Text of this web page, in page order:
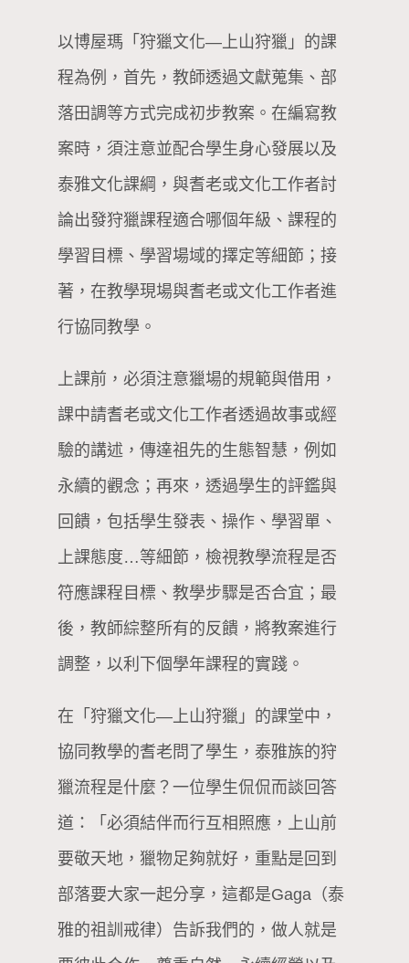
以博屋瑪「狩獵文化—上山狩獵」的課
程為例，首先，教師透過文獻蒐集、部
落田調等方式完成初步教案。在編寫教
案時，須注意並配合學生身心發展以及
泰雅文化課綱，與耆老或文化工作者討
論出發狩獵課程適合哪個年級、課程的
學習目標、學習場域的擇定等細節；接
著，在教學現場與耆老或文化工作者進
行協同教學。
上課前，必須注意獵場的規範與借用，
課中請耆老或文化工作者透過故事或經
驗的講述，傳達祖先的生態智慧，例如
永續的觀念；再來，透過學生的評鑑與
回饋，包括學生發表、操作、學習單、
上課態度…等細節，檢視教學流程是否
符應課程目標、教學步驟是否合宜；最
後，教師綜整所有的反饋，將教案進行
調整，以利下個學年課程的實踐。
在「狩獵文化—上山狩獵」的課堂中，
協同教學的耆老問了學生，泰雅族的狩
獵流程是什麼？一位學生侃侃而談回答
道：「必須結伴而行互相照應，上山前
要敬天地，獵物足夠就好，重點是回到
部落要大家一起分享，這都是Gaga（泰
雅的祖訓戒律）告訴我們的，做人就是